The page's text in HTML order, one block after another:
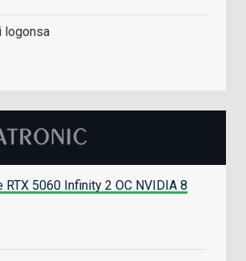
logonsa
RTX 5060 Infinity 2 OC NVIDIA 8